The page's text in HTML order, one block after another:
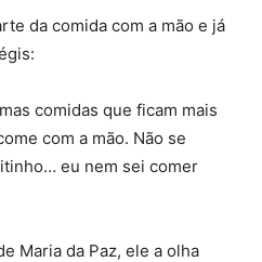
da comida com a mão e já
comidas que ficam mais
com a mão. Não se
eu nem sei comer
Maria da Paz, ele a olha